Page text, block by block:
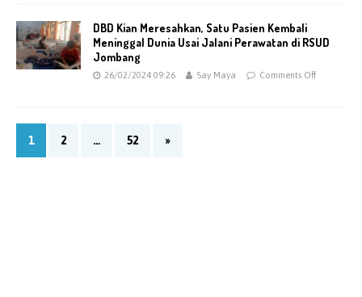
DBD Kian Meresahkan, Satu Pasien Kembali
Meninggal Dunia Usai Jalani Perawatan di RSUD
Jombang
26/02/2024 09:26 Say Maya Comments Off
1 2 … 52 »